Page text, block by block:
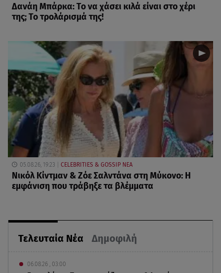
Τελευταία Νέα Δημοφιλή
06.08.26 , 03:00
Δανάη Μπάρκα: Το να χάσει κιλά είναι στο χέρι
της; Το τρολάρισμά της!
05.08.26, 19:23 CELEBRITIES & GOSSIP ΝΕΑ
Νικόλ Κίντμαν & Ζόε Σαλντάνα στη Μύκονο: Η
εμφάνιση που τράβηξε τα βλέμματα